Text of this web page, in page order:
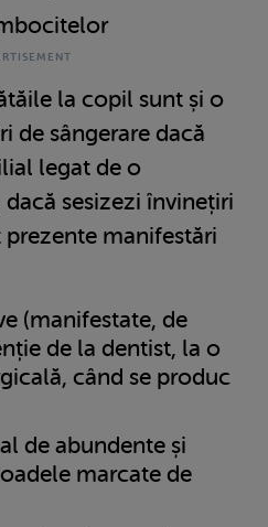
la copil sunt și o
de sângerare dacă
legat de o
sesizezi învinețiri
prezente manifestări
(manifestate, de
de la dentist, la o
când se produc
de abundente și
marcate de